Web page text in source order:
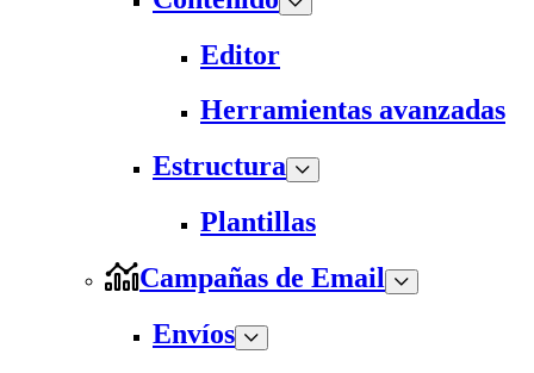
Editor
Herramientas avanzadas
Estructura
Plantillas
Campañas de Email
Envíos